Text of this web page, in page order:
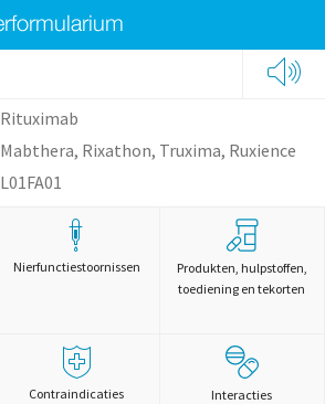
Rituximab
Mabthera, Rixathon, Truxima, Ruxience
L01FA01
Nierfunctiestoornissen
Produkten, hulpstoffen,
toediening en tekorten
Contraindicaties
Interacties